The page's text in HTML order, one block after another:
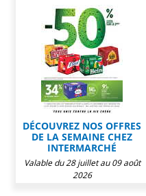
DÉCOUVREZ NOS OFFRES
DE LA SEMAINE CHEZ
INTERMARCHÉ
Valable du 28 juillet au 09 août
2026